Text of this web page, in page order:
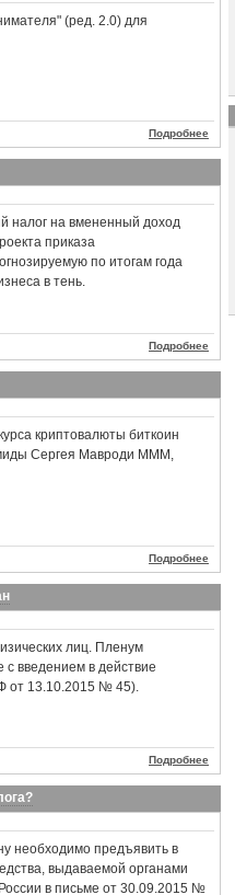
(ред. 2.0) для
Подробнее
налог на вмененный доход
приказа
по итогам года
в тень.
Подробнее
криптовалюты биткоин
Сергея Мавроди МММ,
Подробнее
лиц. Пленум
введением в действие
от 13.10.2015 № 45).
Подробнее
необходимо предъявить в
выдаваемой органами
в письме от 30.09.2015 №